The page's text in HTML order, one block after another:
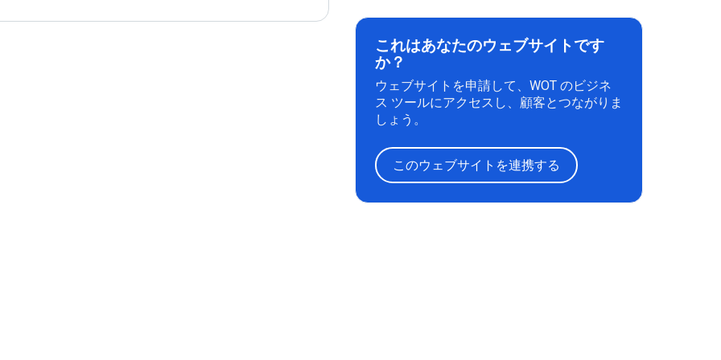
これはあなたのウェブサイトです
か？
ウェブサイトを申請して、WOT のビジネ
ス ツールにアクセスし、顧客とつながりま
しょう。
このウェブサイトを連携する